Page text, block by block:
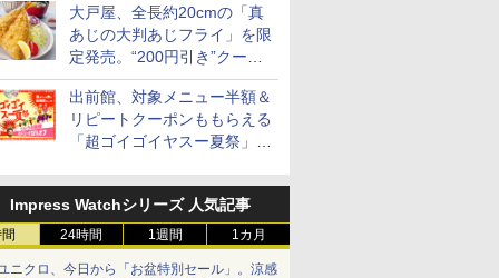
大戸屋、全長約20cmの「真
あじの大判あじフライ」を限
定発売。“200円引き”クーポ
ンも配信
出前館、対象メニュー半額＆
リピートクーポンももらえる
「超ゴイゴイヤスー夏祭」を
Impress Watchシリーズ 人気記事
24時間 1週間 1カ月
ニクロ、今日から「お盆特別セール」。涼感